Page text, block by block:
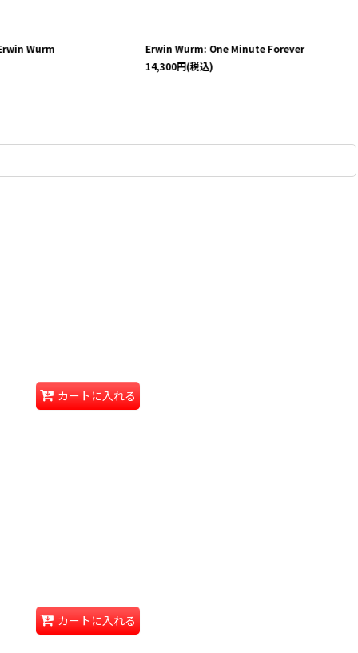
Wurm
Erwin Wurm: One Minute Forever
14,300円(税込)
カートに入れる
カートに入れる